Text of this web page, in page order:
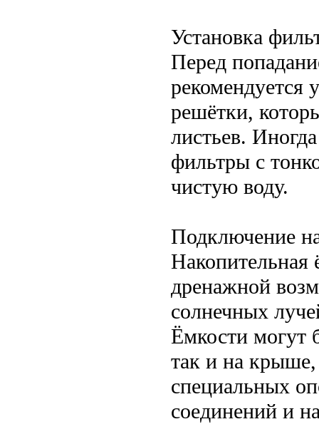
Установка
Перед
рекомендуется
решётки,
листьев.
фильтры с
чистую воду.
Подключение
Накопительная
дренажной
солнечных
Ёмкости могут
так и на
специальных
соединений и